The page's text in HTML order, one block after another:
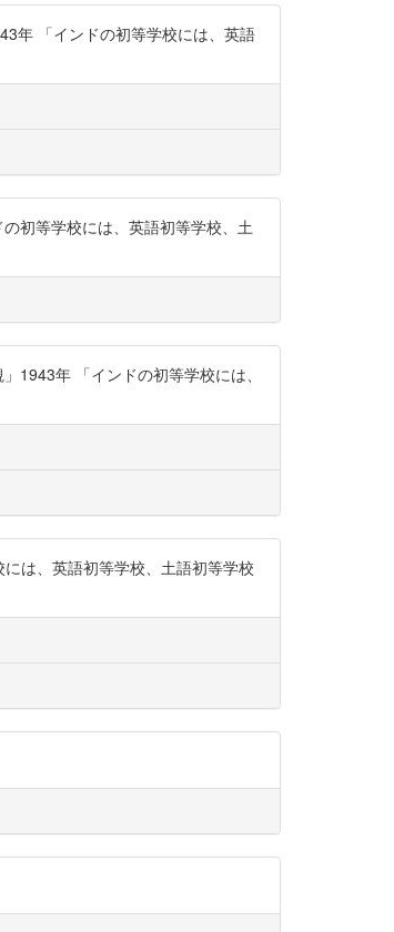
年 「インドの初等学校には、英語
初等学校には、英語初等学校、土
1943年 「インドの初等学校には、
は、英語初等学校、土語初等学校